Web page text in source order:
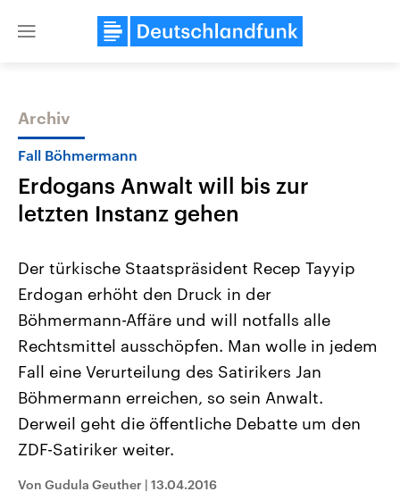
Close
Themen
Landtagswahl Sachsen-Anhalt
2026
Alle Informationen
Sachsen-Anhalt wählt am 6.
September 2026 einen neuen
Landtag. Seit 2021 wird das
Bundesland von einer Koalition aus
Umfragen, Prognosen,
Wahlprogramme, aktuelle Berichte
und Hintergründe zu den Parteien
Wahl.
Aktuelle Beiträge,
Hintergründe
Wirtschaftlich und
gehören die Vereinigten
den mächtigsten Ländern
mit großem Einfluss auf
Sendungen Programm
Archiv
Fall Böhmermann
Erdogans Anwalt will bis zur
letzten Instanz gehen
Der türkische Staatspräsident Recep Tayyip
Erdogan erhöht den Druck in der
Böhmermann-Affäre und will notfalls alle
Rechtsmittel ausschöpfen. Man wolle in jedem
Fall eine Verurteilung des Satirikers Jan
Böhmermann erreichen, so sein Anwalt.
Derweil geht die öffentliche Debatte um den
ZDF-Satiriker weiter.
Von Gudula Geuther | 13.04.2016